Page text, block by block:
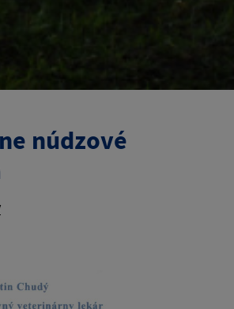
núdzové